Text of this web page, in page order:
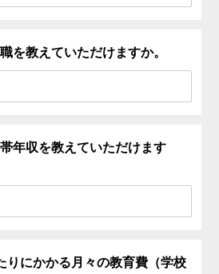
を教えていただけますか。
年収を教えていただけます
りにかかる月々の教育費（学校